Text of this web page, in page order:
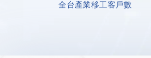
全台產業移工客戶數